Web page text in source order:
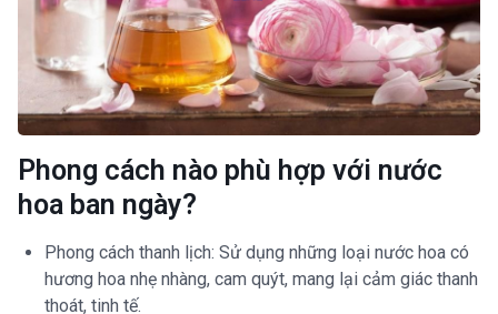
Phong cách nào phù hợp với nước
hoa ban ngày?
Phong cách thanh lịch: Sử dụng những loại nước hoa có
hương hoa nhẹ nhàng, cam quýt, mang lại cảm giác thanh
thoát, tinh tế.